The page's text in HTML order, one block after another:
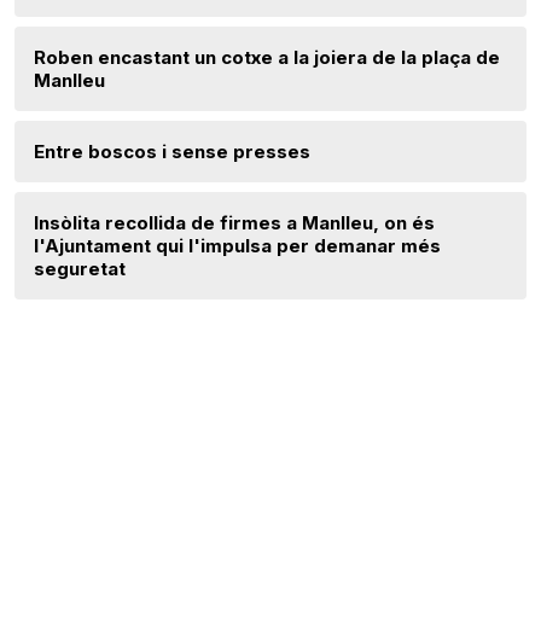
Roben encastant un cotxe a la joiera de la plaça de
Manlleu
Entre boscos i sense presses
Insòlita recollida de firmes a Manlleu, on és
l'Ajuntament qui l'impulsa per demanar més
seguretat